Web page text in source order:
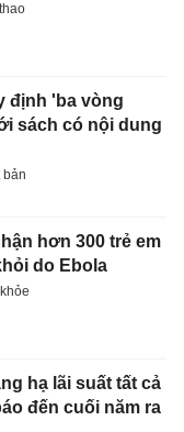
định 'ba vòng
sách có nội dung
bản
hơn 300 trẻ em
do Ebola
hạ lãi suất tất cả
đến cuối năm ra